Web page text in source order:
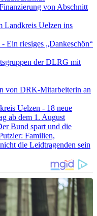
von Abschnitt
Landkreis Uelzen ins
Ein riesiges „Dankeschön“
der DLRG mit
von DRK-Mitarbeiterin an
Uelzen - 18 neue
ab dem 1. August
Bund spart und die
Familien,
die Leidtragenden sein